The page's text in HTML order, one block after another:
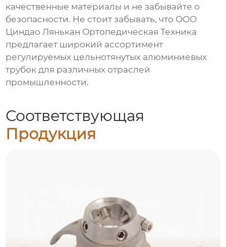
качественные материалы и не забывайте о
безопасности. Не стоит забывать, что ООО
Циндао Лянькан Ортопедическая Техника
предлагает широкий ассортимент
регулируемых цельнотянутых алюминиевых
трубок для различных отраслей
промышленности.
Соответствующая
Продукция